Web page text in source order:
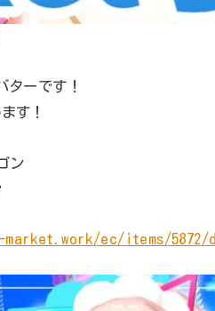
ターです！
す！
ン
market.work/ec/items/